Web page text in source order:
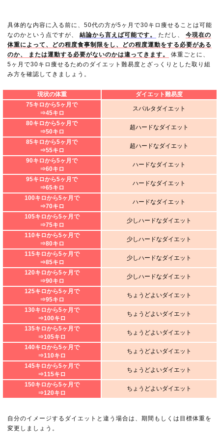
具体的な内容に入る前に、50代の方が5ヶ月で30キロ痩せることは可能
なのかという点ですが、結論から言えば可能です。 ただし、今現在の
体重によって、どの程度食事制限をし、どの程度運動をする必要がある
のか、 または運動する必要がないのかは違ってきます。
体重ごとに、
5ヶ月で30キロ痩せるためのダイエット難易度とざっくりとした取り組
み方を確認してきましょう。
現状の体重
ダイエット難易度
75キロから5ヶ月で
⇒45キロ
スパルタダイエット
80キロから5ヶ月で
⇒50キロ
超ハードなダイエット
85キロから5ヶ月で
⇒55キロ
超ハードなダイエット
90キロから5ヶ月で
⇒60キロ
ハードなダイエット
95キロから5ヶ月で
⇒65キロ
ハードなダイエット
100キロから5ヶ月で
⇒70キロ
ハードなダイエット
105キロから5ヶ月で
⇒75キロ
少しハードなダイエット
110キロから5ヶ月で
⇒80キロ
少しハードなダイエット
115キロから5ヶ月で
⇒85キロ
少しハードなダイエット
120キロから5ヶ月で
⇒90キロ
少しハードなダイエット
125キロから5ヶ月で
⇒95キロ
ちょうどよいダイエット
130キロから5ヶ月で
⇒100キロ
ちょうどよいダイエット
135キロから5ヶ月で
⇒105キロ
ちょうどよいダイエット
140キロから5ヶ月で
⇒110キロ
ちょうどよいダイエット
145キロから5ヶ月で
⇒115キロ
ちょうどよいダイエット
150キロから5ヶ月で
⇒120キロ
ちょうどよいダイエット
自分のイメージするダイエットと違う場合は、期間もしくは目標体重を
変更しましょう。